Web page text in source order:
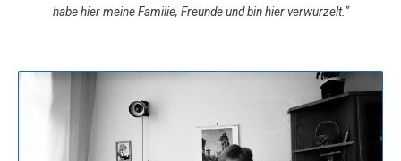
habe hier meine Familie, Freunde und bin hier verwurzelt.“